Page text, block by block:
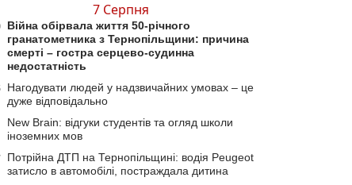
7 Серпня
Війна обірвала життя 50-річного
гранатометника з Тернопільщини: причина
смерті – гостра серцево-судинна
недостатність
Нагодувати людей у надзвичайних умовах – це
дуже відповідально
New Brain: відгуки студентів та огляд школи
іноземних мов
Потрійна ДТП на Тернопільщині: водія Peugeot
затисло в автомобілі, постраждала дитина